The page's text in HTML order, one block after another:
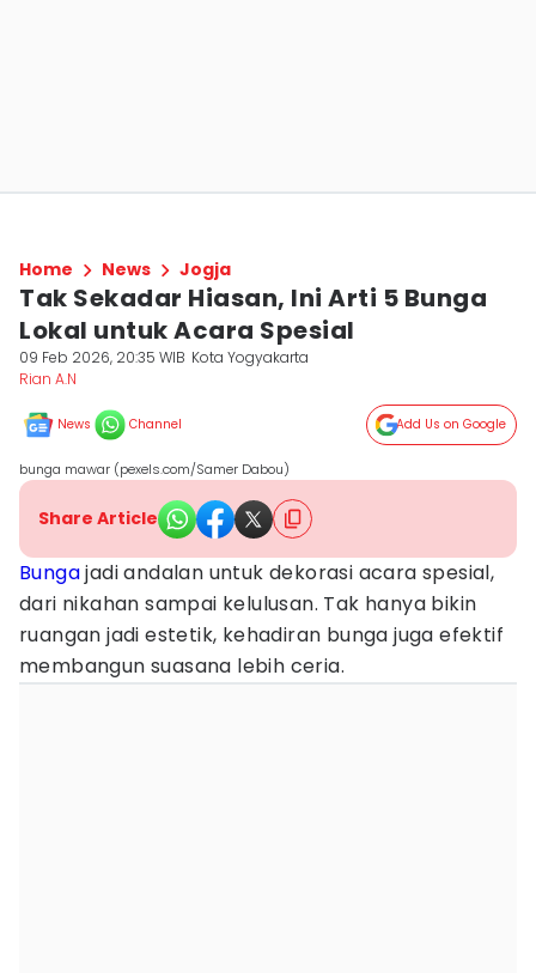
Home News Jogja
Tak Sekadar Hiasan, Ini Arti 5 Bunga
Lokal untuk Acara Spesial
09 Feb 2026, 20:35 WIB Kota Yogyakarta
Rian A.N
News Channel Add Us on Google
bunga mawar (pexels.com/Samer Dabou)
Share Article
Bungajadi andalan untuk dekorasi acara spesial,
dari nikahan sampai kelulusan. Tak hanya bikin
ruangan jadi estetik, kehadiran bunga juga efektif
membangun suasana lebih ceria.